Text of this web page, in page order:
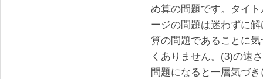
め算の問題です。タイ
ージの問題は迷わずに
算の問題であることに
くありません。(3)の速
問題になると一層気づ